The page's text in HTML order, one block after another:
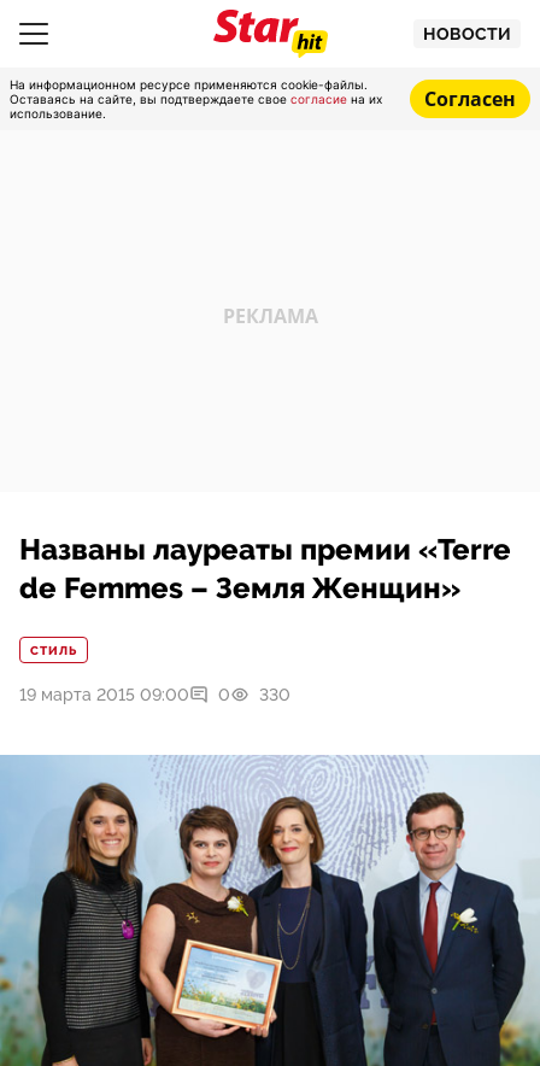
НОВОСТИ
На информационном ресурсе применяются cookie-файлы.
Оставаясь на сайте, вы подтверждаете свое согласие на их
использование.
Согласен
Названы лауреаты премии «Terre
de Femmes – Земля Женщин»
СТИЛЬ
19 марта 2015 09:00 0 330